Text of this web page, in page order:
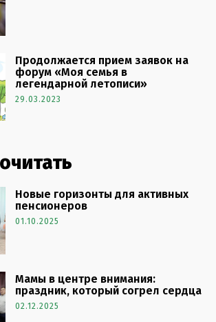
Продолжается прием заявок на
форум «Моя семья в
легендарной летописи»
29.03.2023
Новые горизонты для активных
пенсионеров
01.10.2025
Мамы в центре внимания:
праздник, который согрел сердца
02.12.2025